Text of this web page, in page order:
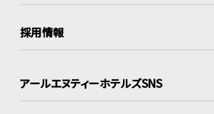
採用情報
アールエヌティーホテルズSNS